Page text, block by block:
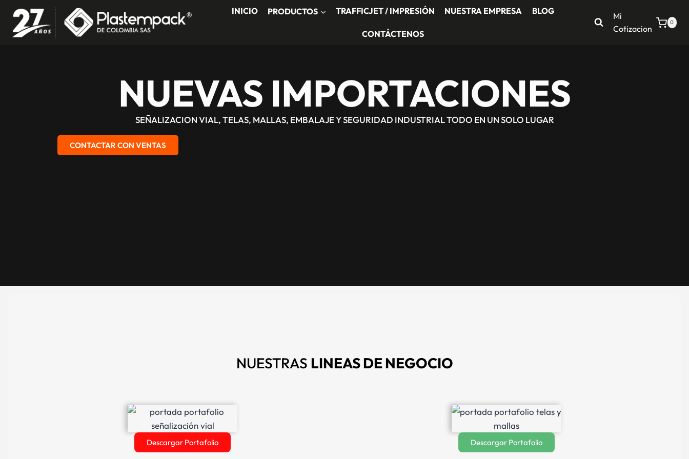
INICIO PRODUCTOS TRAFFICJET / IMPRESIÓN NUESTRA EMPRESA BLOG
CONTÁCTENOS
Mi
Cotizacion
0
NUEVAS IMPORTACIONES
SEÑALIZACION VIAL, TELAS, MALLAS, EMBALAJE Y SEGURIDAD INDUSTRIAL TODO EN UN SOLO LUGAR
CONTACTAR CON VENTAS
NUESTRAS LINEAS DE NEGOCIO
Descargar Portafolio Descargar Portafolio